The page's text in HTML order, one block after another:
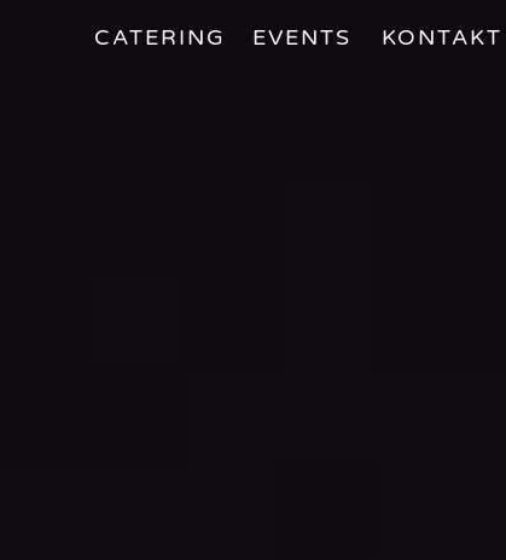
CATERING EVENTS KONTAKT